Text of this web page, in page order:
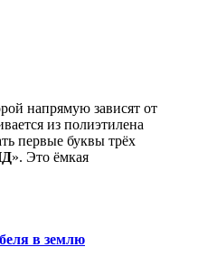
напрямую зависят от
из полиэтилена
первые буквы трёх
». Это ёмкая
в землю